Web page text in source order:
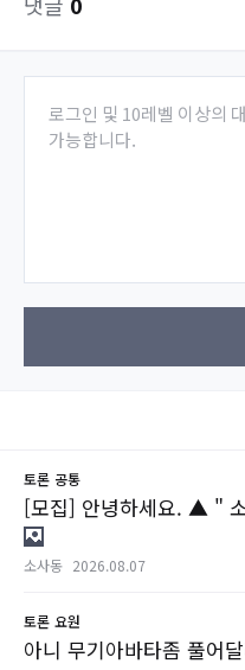
로그인 및 10레벨 이상의
가능합니다.
토론 공통
[모집] 안녕하세요. ▲ "
소사동 2026.08.07
토론 요원
아니 무기아바타좀 풀어